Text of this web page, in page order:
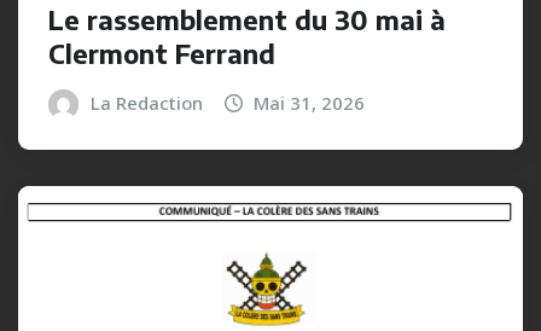
Le rassemblement du 30 mai à
Clermont Ferrand
La Redaction Mai 31, 2026